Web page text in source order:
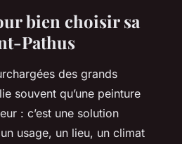
bien choisir sa
Pathus
des grands
souvent qu’une peinture
: c’est une solution
usage, un lieu, un climat